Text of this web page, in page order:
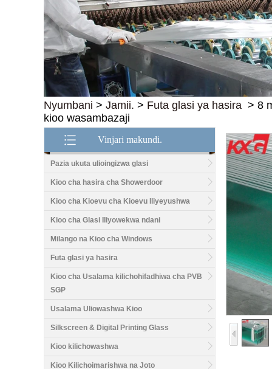
Nyumbani > Jamii. > Futa glasi ya hasira > 8
kioo wasambazaji
Vinjari makundi.
Pazia ukuta ulioingizwa glasi
Kioo cha hasira cha Showerdoor
Kioo cha Kioevu cha Kioevu Iliyeyushwa
Kioo cha Glasi Iliyowekwa ndani
Milango na Kioo cha Windows
Futa glasi ya hasira
Kioo cha Usalama kilichohifadhiwa cha PVB
SGP
Usalama Uliowashwa Kioo
Silkscreen & Digital Printing Glass
Kioo kilichowashwa
Kioo Kilichoimarishwa na Joto